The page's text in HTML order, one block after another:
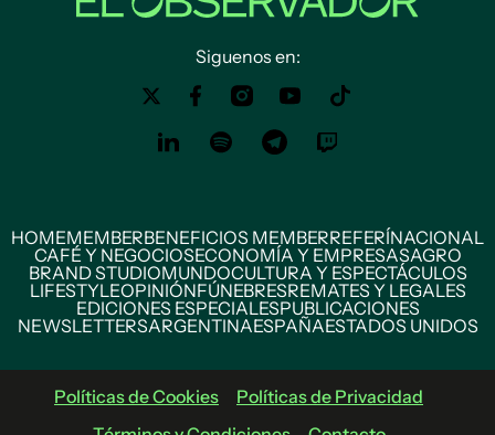
Siguenos en:
HOMEMEMBERBENEFICIOS MEMBERREFERÍNACIONAL
CAFÉ Y NEGOCIOSECONOMÍA Y EMPRESASAGRO
BRAND STUDIOMUNDOCULTURA Y ESPECTÁCULOS
LIFESTYLEOPINIÓNFÚNEBRESREMATES Y LEGALES
EDICIONES ESPECIALESPUBLICACIONES
NEWSLETTERSARGENTINAESPAÑAESTADOS UNIDOS
Políticas de Cookies
Políticas de Privacidad